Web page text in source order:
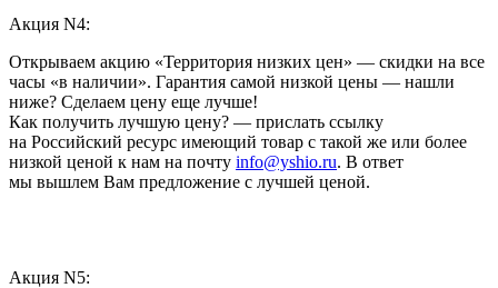
Акция N4:
Открываем акцию «Территория низких цен» — скидки на все
часы «в наличии». Гарантия самой низкой цены — нашли
ниже? Сделаем цену еще лучше!
Как получить лучшую цену? — прислать ссылку
на Российский ресурс имеющий товар с такой же или более
низкой ценой к нам на почту info@yshio.ru. В ответ
мы вышлем Вам предложение с лучшей ценой.
Акция N5: